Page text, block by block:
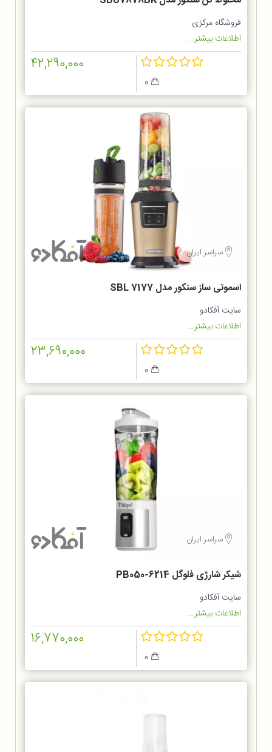
فروشگاه مرکزی
اطلاعات بیشتر...
42,290,000
سراسر ایران
اسموتی ساز سنکور مدل SBL 7177
سایت آفکادو
اطلاعات بیشتر...
23,690,000
سراسر ایران
شیکر شارژی فلوگل PB050-6214
سایت آفکادو
اطلاعات بیشتر...
16,770,000